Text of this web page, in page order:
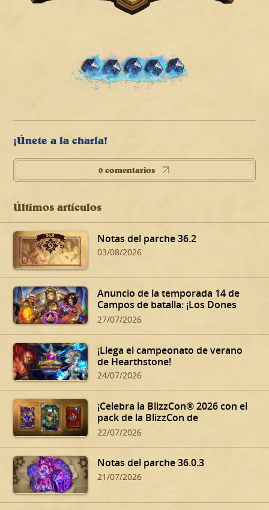
¡Únete a la charla!
0 comentarios
Últimos artículos
Notas del parche 36.2
03/08/2026
Anuncio de la temporada 14 de
Campos de batalla: ¡Los Dones
siniestros de Dalaran!
27/07/2026
¡Llega el campeonato de verano
de Hearthstone!
24/07/2026
¡Celebra la BlizzCon® 2026 con el
pack de la BlizzCon de
Hearthstone!
22/07/2026
Notas del parche 36.0.3
21/07/2026